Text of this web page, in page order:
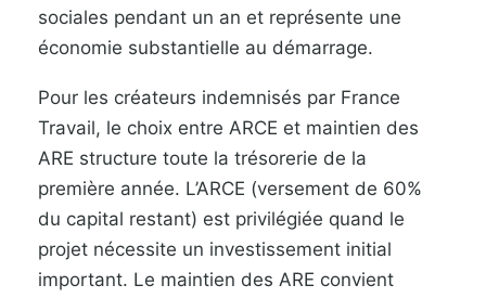
sociales pendant un an et représente une
économie substantielle au démarrage.
Pour les créateurs indemnisés par France
Travail, le choix entre ARCE et maintien des
ARE structure toute la trésorerie de la
première année. L’ARCE (versement de 60%
du capital restant) est privilégiée quand le
projet nécessite un investissement initial
important. Le maintien des ARE convient